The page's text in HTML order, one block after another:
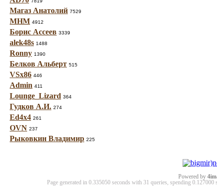
Магаз Анатолий 7529
МНМ 4912
Борис Ассеев 3339
alek48s 1488
Ronny 1390
Белков Альберт 515
VSx86 446
Admin 411
Lounge_Lizard 364
Гудков А.И. 274
Ed4x4 261
OVN 237
Рыковкин Владимир 225
Powered by
Page generated in 0.335050 seconds with 31 queries, spending